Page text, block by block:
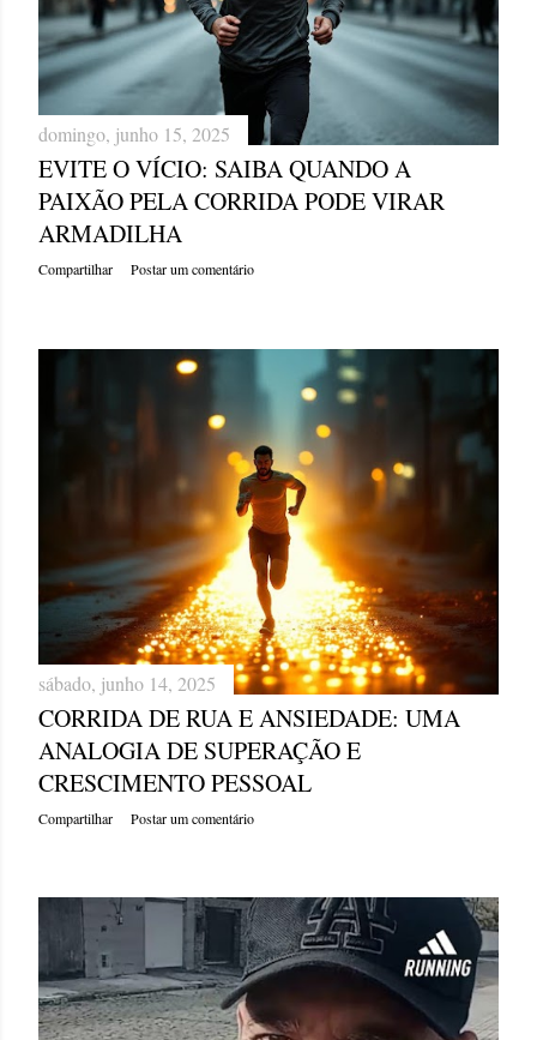
domingo, junho 15, 2025
EVITE O VÍCIO: SAIBA QUANDO A
PAIXÃO PELA CORRIDA PODE VIRAR
ARMADILHA
Compartilhar Postar um comentário
sábado, junho 14, 2025
CORRIDA DE RUA E ANSIEDADE: UMA
ANALOGIA DE SUPERAÇÃO E
CRESCIMENTO PESSOAL
Compartilhar Postar um comentário